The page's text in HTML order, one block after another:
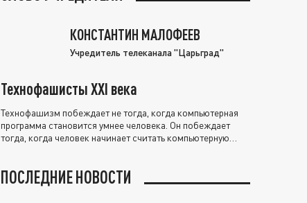
КОНСТАНТИН МАЛОФЕЕВ
Учредитель телеканала "Царьград"
Технофашисты XXI века
Технофашизм побеждает не тогда, когда компьютерная
программа становится умнее человека. Он побеждает
тогда, когда человек начинает считать компьютерную
ПОСЛЕДНИЕ НОВОСТИ